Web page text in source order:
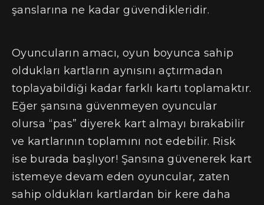
şanslarına ne kadar güvendikleridir.
Oyuncuların amacı, oyun boyunca sahip
oldukları kartların aynısını açtırmadan
toplayabildiği kadar farklı kartı toplamaktır.
Eğer şansına güvenmeyen oyuncular
olursa “pas” diyerek kart almayı bırakabilir
ve kartlarının toplamını not edebilir. Risk
ise burada başlıyor! Şansına güvenerek kart
istemeye devam eden oyuncular, zaten
sahip oldukları kartlardan bir kere daha